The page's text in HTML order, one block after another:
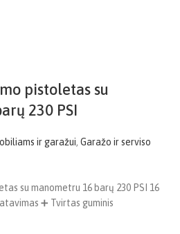
pistoletas su
230 PSI
ir garažui, Garažo ir serviso
su manometru 16 barų 230 PSI 16
➕ Tvirtas guminis